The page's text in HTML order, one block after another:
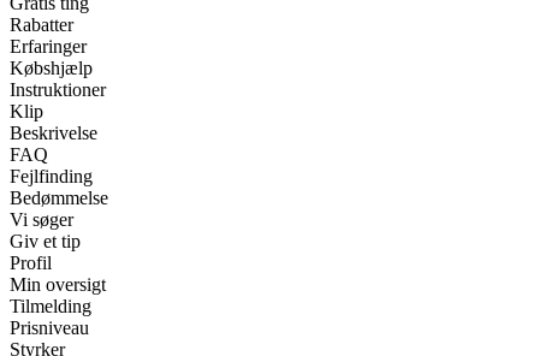
Rabatter
Erfaringer
Købshjælp
Instruktioner
Klip
Beskrivelse
FAQ
Fejlfinding
Bedømmelse
Vi søger
Giv et tip
Profil
Min oversigt
Tilmelding
Prisniveau
Styrker